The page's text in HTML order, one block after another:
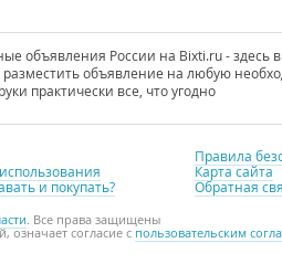
объявления России на Bixti.ru - здесь
объявление на любую
практически все, что угодно
и покупать?
Правила
Карта сайта
Обратная
. Все права защищены
означает согласие с пользовательским